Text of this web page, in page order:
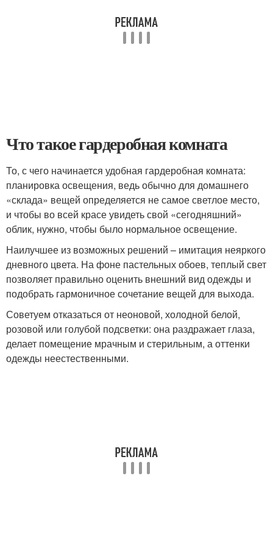
Что такое гардеробная комната
То, с чего начинается удобная гардеробная комната:
планировка освещения, ведь обычно для домашнего
«склада» вещей определяется не самое светлое место,
и чтобы во всей красе увидеть свой «сегодняшний»
облик, нужно, чтобы было нормальное освещение.
Наилучшее из возможных решений – имитация неяркого
дневного цвета. На фоне пастельных обоев, теплый свет
позволяет правильно оценить внешний вид одежды и
подобрать гармоничное сочетание вещей для выхода.
Советуем отказаться от неоновой, холодной белой,
розовой или голубой подсветки: она раздражает глаза,
делает помещение мрачным и стерильным, а оттенки
одежды неестественными.